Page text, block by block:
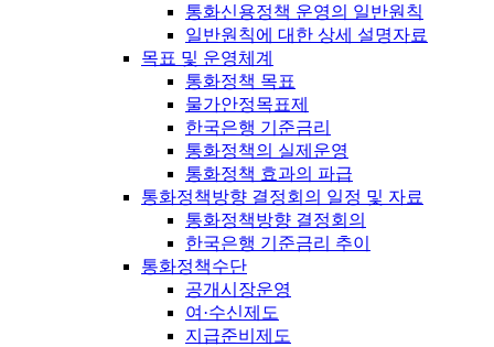
통화신용정책 운영의 일반원칙
일반원칙에 대한 상세 설명자료
목표 및 운영체계
통화정책 목표
물가안정목표제
한국은행 기준금리
통화정책의 실제운영
통화정책 효과의 파급
통화정책방향 결정회의 일정 및 자료
통화정책방향 결정회의
한국은행 기준금리 추이
통화정책수단
공개시장운영
여·수신제도
지급준비제도